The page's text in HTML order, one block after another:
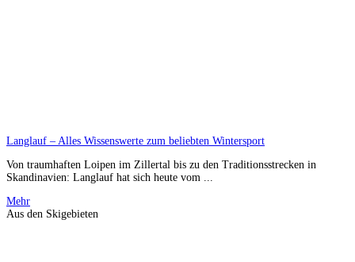
Langlauf – Alles Wissenswerte zum beliebten Wintersport
Von traumhaften Loipen im Zillertal bis zu den Traditionsstrecken in
Skandinavien: Langlauf hat sich heute vom ...
Mehr
Aus den Skigebieten